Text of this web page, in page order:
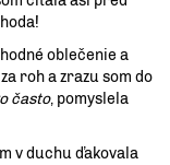
oblečenie a
roh a zrazu som do
často, pomyslela
v duchu ďakovala